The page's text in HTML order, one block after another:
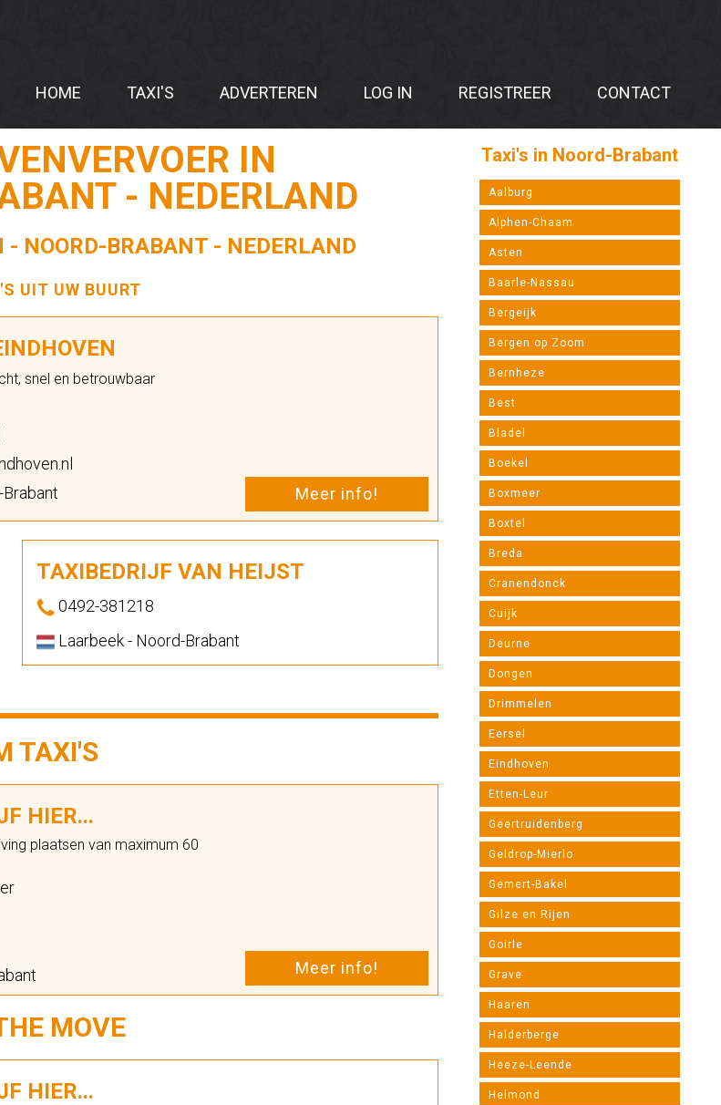
HOME TAXI'S ADVERTEREN LOG IN REGISTREER CONTACT
IN
- NEDERLAND
- NOORD-BRABANT - NEDERLAND
UIT UW BUURT
snel en betrouwbaar
Meer info!
TAXIBEDRIJF VAN HEIJST
0492-381218
Laarbeek - Noord-Brabant
TAXI'S
HIER...
plaatsen van maximum 60
Meer info!
MOVE
HIER...
Taxi's in Noord-Brabant
Aalburg
Alphen-Chaam
Asten
Baarle-Nassau
Bergeijk
Bergen op Zoom
Bernheze
Best
Bladel
Boekel
Boxmeer
Boxtel
Breda
Cranendonck
Cuijk
Deurne
Dongen
Drimmelen
Eersel
Eindhoven
Etten-Leur
Geertruidenberg
Geldrop-Mierlo
Gemert-Bakel
Gilze en Rijen
Goirle
Grave
Haaren
Halderberge
Heeze-Leende
Helmond